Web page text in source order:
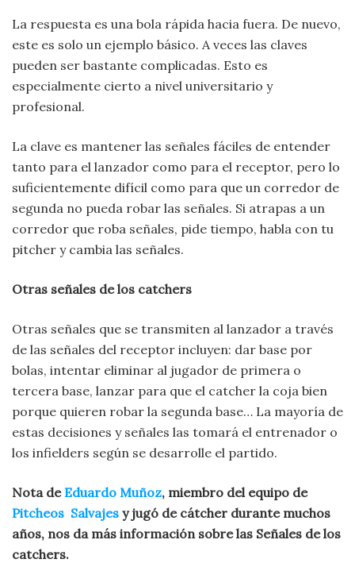
La respuesta es una bola rápida hacia fuera. De nuevo,
este es solo un ejemplo básico. A veces las claves
pueden ser bastante complicadas. Esto es
especialmente cierto a nivel universitario y
profesional.
La clave es mantener las señales fáciles de entender
tanto para el lanzador como para el receptor, pero lo
suficientemente difícil como para que un corredor de
segunda no pueda robar las señales. Si atrapas a un
corredor que roba señales, pide tiempo, habla con tu
pitcher y cambia las señales.
Otras señales de los catchers
Otras señales que se transmiten al lanzador a través
de las señales del receptor incluyen: dar base por
bolas, intentar eliminar al jugador de primera o
tercera base, lanzar para que el catcher la coja bien
porque quieren robar la segunda base… La mayoría de
estas decisiones y señales las tomará el entrenador o
los infielders según se desarrolle el partido.
Nota deEduardo Muñoz, miembro del equipo de
Pitcheos Salvajes y jugó de cátcher durante muchos
años, nos da más información sobre las Señales de los
catchers.